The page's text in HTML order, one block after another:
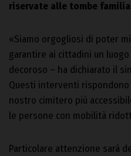
riservate alle tombe
«Siamo orgogliosi di poter
garantire ai cittadini un
decoroso – ha dichiarato il
Questi interventi
nostro cimitero più
le persone con mobilità
Particolare attenzione sarà